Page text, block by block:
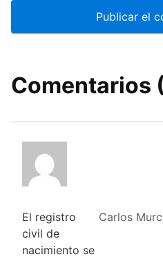
Comentarios
Carlos
El registro
civil de
nacimiento se